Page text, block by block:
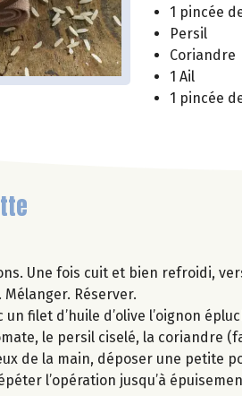
1 pincée
Persil
Coriandre
1 Ail
1 pincée
Une fois cuit et bien refroidi,
Réserver.
un filet d’huile d’olive l’oignon
le persil ciselé, la coriandre
de la main, déposer une petite
l’opération jusqu’à